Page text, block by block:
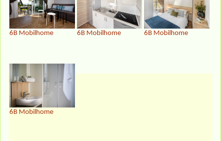
6B Mobilhome 6B Mobilhome 6B Mobilhome
6B Mobilhome